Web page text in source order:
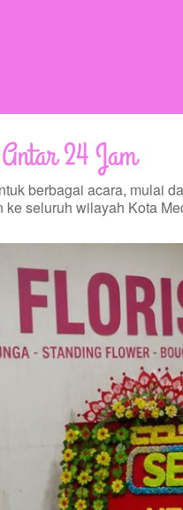
24 Jam
berbagai acara, mulai
seluruh wilayah Kota